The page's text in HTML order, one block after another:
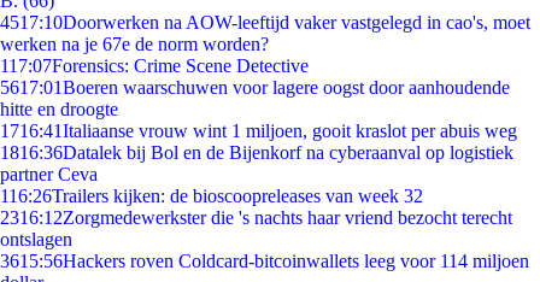
4517:10Doorwerken na AOW-leeftijd vaker vastgelegd in cao's, moet
werken na je 67e de norm worden?
117:07Forensics: Crime Scene Detective
5617:01Boeren waarschuwen voor lagere oogst door aanhoudende
hitte en droogte
1716:41Italiaanse vrouw wint 1 miljoen, gooit kraslot per abuis weg
1816:36Datalek bij Bol en de Bijenkorf na cyberaanval op logistiek
partner Ceva
116:26Trailers kijken: de bioscoopreleases van week 32
2316:12Zorgmedewerkster die 's nachts haar vriend bezocht terecht
ontslagen
3615:56Hackers roven Coldcard-bitcoinwallets leeg voor 114 miljoen